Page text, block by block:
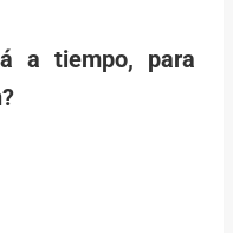
a tiempo, para